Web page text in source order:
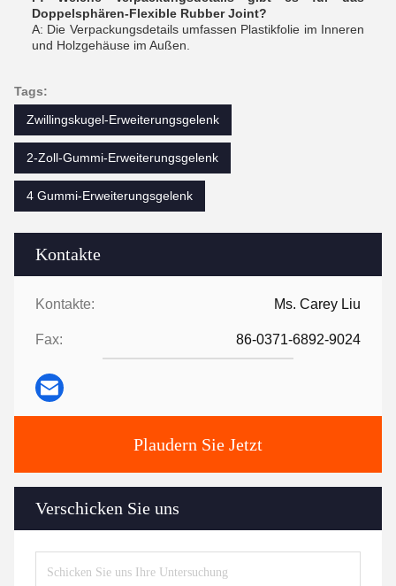
Kontakte
Kontakte: Ms. Carey Liu
Fax: 86-0371-6892-9024
Plaudern Sie Jetzt
Verschicken Sie uns
Doppelsphären-Flexible Rubber Joint?
A: Die Verpackungsdetails umfassen Plastikfolie im Inneren
und Holzgehäuse im Außen.
Tags:
Zwillingskugel-Erweiterungsgelenk
2-Zoll-Gummi-Erweiterungsgelenk
4 Gummi-Erweiterungsgelenk